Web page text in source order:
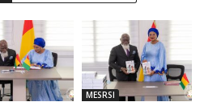
MESRSI